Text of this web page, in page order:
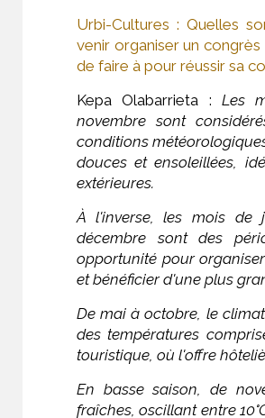
Urbi-Cultures : Quelles
venir organiser un
de faire à pour réussir sa
Kepa Olabarrieta :Les
novembre sont
conditions
douces et ensoleillées,
extérieures.
À l'inverse, les mois de
décembre sont des
opportunité pour
et bénéficier d'une plus
De mai à octobre, le
des températures
touristique, où l'offre
En basse saison, de
fraîches, oscillant entre